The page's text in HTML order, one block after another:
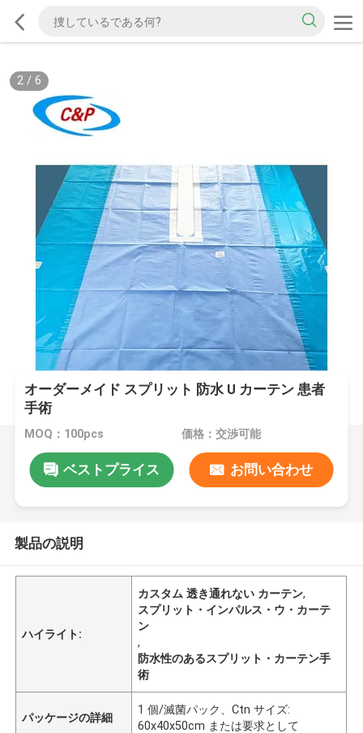
2/ 6
オーダーメイド スプリット 防水 U カーテン 患者
手術
MOQ：100pcs 価格：交渉可能
ベストプライス お問い合わせ
製品の説明
ハイライト:
カスタム 透き通れない カーテン,
スプリット・インパルス・ウ・カーテ
ン
,
防水性のあるスプリット・カーテン手
術
パッケージの詳細
1 個/滅菌パック、Ctn サイズ:
60x40x50cm または要求として